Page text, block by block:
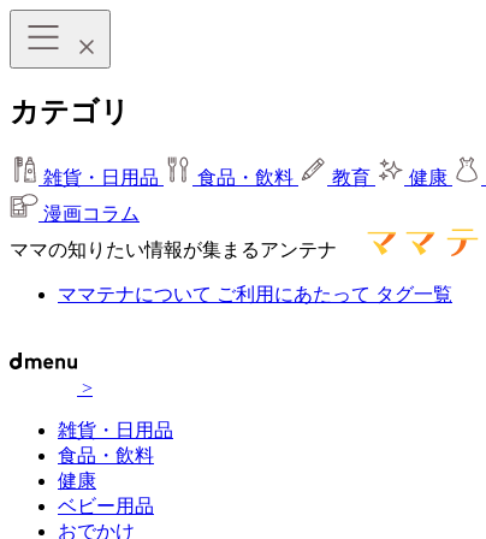
カテゴリ
雑貨・日用品 食品・飲料 教育 健康
漫画コラム
ママの知りたい情報が集まるアンテナ
ママテナについて ご利用にあたって タグ一覧
>
雑貨・日用品
食品・飲料
健康
ベビー用品
おでかけ